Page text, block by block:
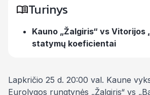
Turinys
Kauno „Žalgiris“ vs Vitorijos
statymų koeficientai
Lapkričio 25 d. 20:00 val. Kaune
Eurolygos rungtynės „Žalgiris“ vs